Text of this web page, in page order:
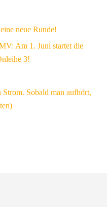
neue Runde!
Am 1. Juni startet die
3!
Sobald man aufhört,